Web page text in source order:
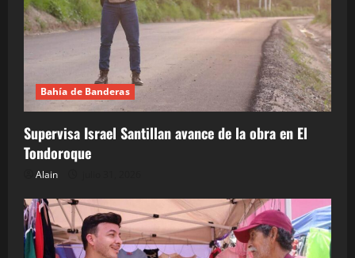
Bahía de Banderas
Supervisa Israel Santillan avance de la obra en El
Tondoroque
Alain